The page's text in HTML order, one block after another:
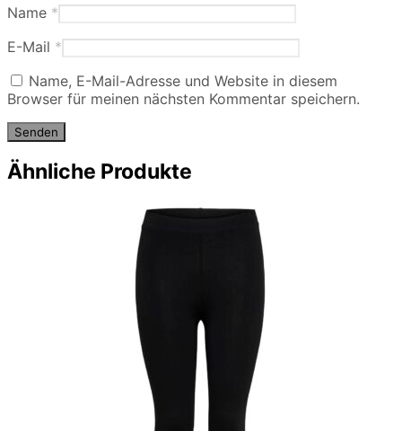
Name *
E-Mail *
Name, E-Mail-Adresse und Website in diesem
Browser für meinen nächsten Kommentar speichern.
Ähnliche Produkte